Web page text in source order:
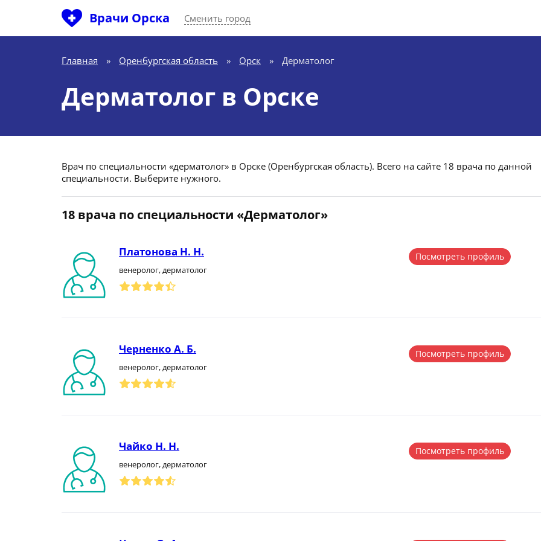
Врачи Орска Сменить город
Главная » Оренбургская область » Орск » Дерматолог
Дерматолог в Орске
Врач по специальности «дерматолог» в Орске (Оренбургская область). Всего на сайте 18 врача по данной
специальности. Выберите нужного.
18 врача по специальности «Дерматолог»
Платонова Н. Н.
венеролог, дерматолог
Посмотреть профиль
Черненко А. Б.
венеролог, дерматолог
Посмотреть профиль
Чайко Н. Н.
венеролог, дерматолог
Посмотреть профиль